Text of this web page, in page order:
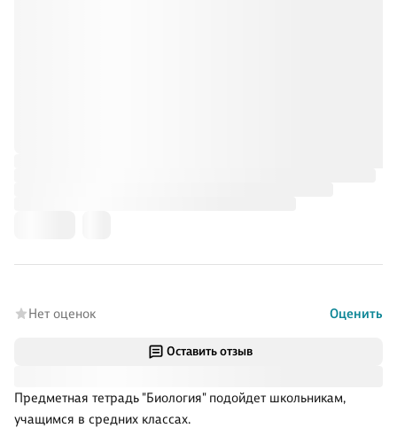
Оставить отзыв
Предметная тетрадь "Биология" подойдет школьникам,
учащимся в средних классах.
Нет оценок Оценить